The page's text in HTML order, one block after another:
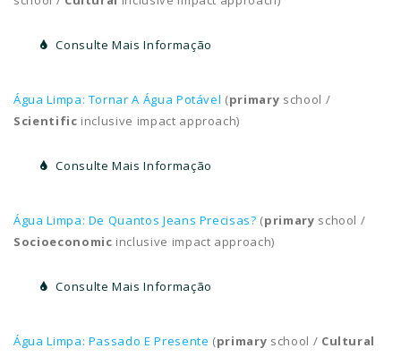
Consulte Mais Informação
Água Limpa: Tornar A Água Potável (primary school /
Scientific inclusive impact approach)
Consulte Mais Informação
Água Limpa: De Quantos Jeans Precisas? (primary school /
Socioeconomic inclusive impact approach)
Consulte Mais Informação
Água Limpa: Passado E Presente (primary school / Cultural